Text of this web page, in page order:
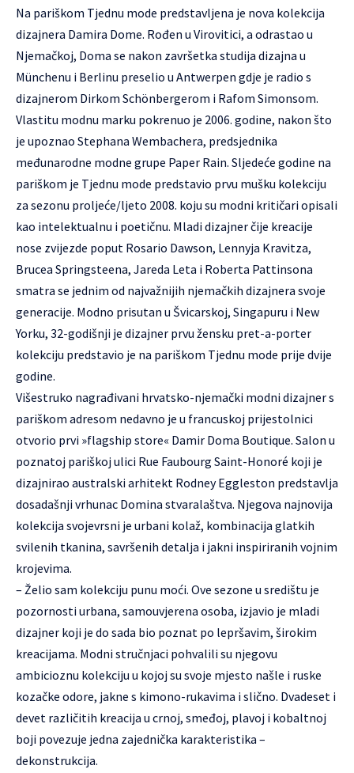
Na pariškom Tjednu mode predstavljena je nova kolekcija
dizajnera Damira Dome. Rođen u Virovitici, a odrastao u
Njemačkoj, Doma se nakon završetka studija dizajna u
Münchenu i Berlinu preselio u Antwerpen gdje je radio s
dizajnerom Dirkom Schönbergerom i Rafom Simonsom.
Vlastitu modnu marku pokrenuo je 2006. godine, nakon što
je upoznao Stephana Wembachera, predsjednika
međunarodne modne grupe Paper Rain. Sljedeće godine na
pariškom je Tjednu mode predstavio prvu mušku kolekciju
za sezonu proljeće/ljeto 2008. koju su modni kritičari opisali
kao intelektualnu i poetičnu. Mladi dizajner čije kreacije
nose zvijezde poput Rosario Dawson, Lennyja Kravitza,
Brucea Springsteena, Jareda Leta i Roberta Pattinsona
smatra se jednim od najvažnijih njemačkih dizajnera svoje
generacije. Modno prisutan u Švicarskoj, Singapuru i New
Yorku, 32-godišnji je dizajner prvu žensku pret-a-porter
kolekciju predstavio je na pariškom Tjednu mode prije dvije
godine.
Višestruko nagrađivani hrvatsko-njemački modni dizajner s
pariškom adresom nedavno je u francuskoj prijestolnici
otvorio prvi »flagship store« Damir Doma Boutique. Salon u
poznatoj pariškoj ulici Rue Faubourg Saint-Honoré koji je
dizajnirao australski arhitekt Rodney Eggleston predstavlja
dosadašnji vrhunac Domina stvaralaštva. Njegova najnovija
kolekcija svojevrsni je urbani kolaž, kombinacija glatkih
svilenih tkanina, savršenih detalja i jakni inspiriranih vojnim
krojevima.
– Želio sam kolekciju punu moći. Ove sezone u središtu je
pozornosti urbana, samouvjerena osoba, izjavio je mladi
dizajner koji je do sada bio poznat po lepršavim, širokim
kreacijama. Modni stručnjaci pohvalili su njegovu
ambicioznu kolekciju u kojoj su svoje mjesto našle i ruske
kozačke odore, jakne s kimono-rukavima i slično. Dvadeset i
devet različitih kreacija u crnoj, smeđoj, plavoj i kobaltnoj
boji povezuje jedna zajednička karakteristika –
dekonstrukcija.